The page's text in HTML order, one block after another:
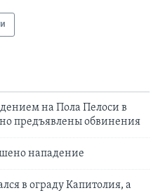
на Пола Пелоси в
предъявлены обвинения
нападение
в ограду Капитолия, а